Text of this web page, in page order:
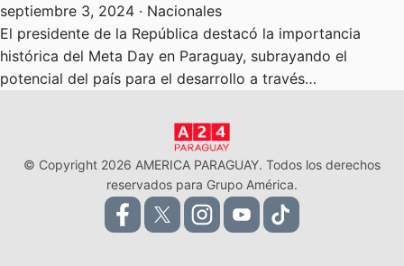
septiembre 3, 2024 · Nacionales
El presidente de la República destacó la importancia
histórica del Meta Day en Paraguay, subrayando el
potencial del país para el desarrollo a través…
© Copyright 2026 AMERICA PARAGUAY. Todos los derechos
reservados para Grupo América.